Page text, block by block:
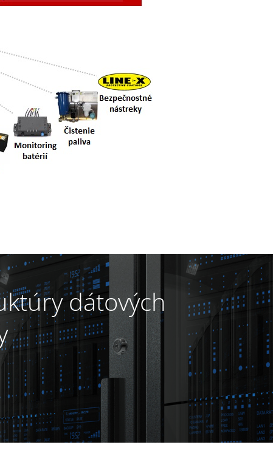
dátových